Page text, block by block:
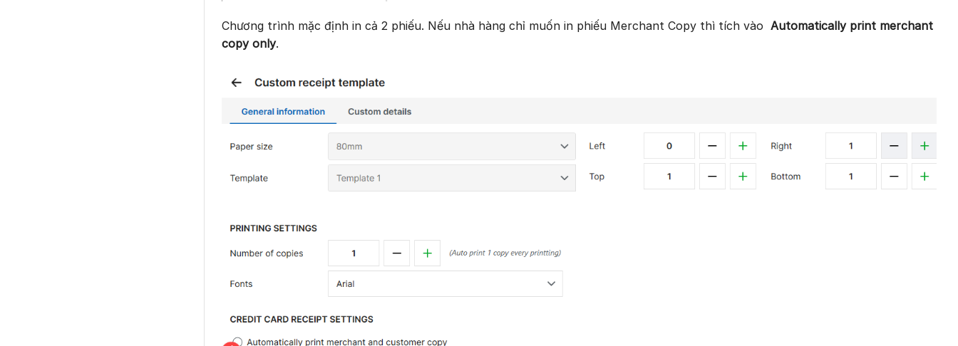
Chương trình mặc định in cả 2 phiếu. Nếu nhà hàng chỉ muốn in phiếu Merchant Copy thì tích vào Automatically print merchant
copy only.